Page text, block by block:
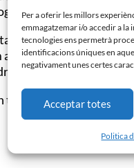
Per a oferir les millors
emmagatzemar i/o accedir a
tecnologies ens permetrà
identificacions úniques en
negativament unes certes
Acceptar totes
Politica
de 21 anys que
a mitjapunta.
i també ha disputat
de pilota al Centre